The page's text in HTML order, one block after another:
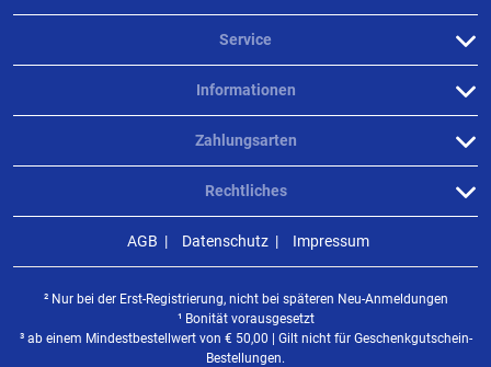
Service
Informationen
Rechtliches
Zahlungsarten
AGB Datenschutz Impressum
² Nur bei der Erst-Registrierung, nicht bei späteren Neu-Anmeldungen
¹ Bonität vorausgesetzt
³ ab einem Mindestbestellwert von € 50,00 | Gilt nicht für Geschenkgutschein-
Bestellungen.